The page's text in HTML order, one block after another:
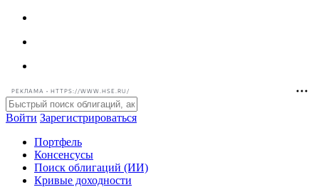
РЕКЛАМА • HTTPS://WWW.HSE.RU/
Войти Зарегистрироваться